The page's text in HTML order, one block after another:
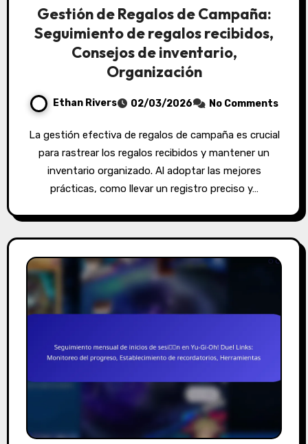
Gestión de Regalos de Campaña:
Seguimiento de regalos recibidos,
Consejos de inventario,
Organización
Ethan Rivers 02/03/2026 No Comments
La gestión efectiva de regalos de campaña es crucial
para rastrear los regalos recibidos y mantener un
inventario organizado. Al adoptar las mejores
prácticas, como llevar un registro preciso y…